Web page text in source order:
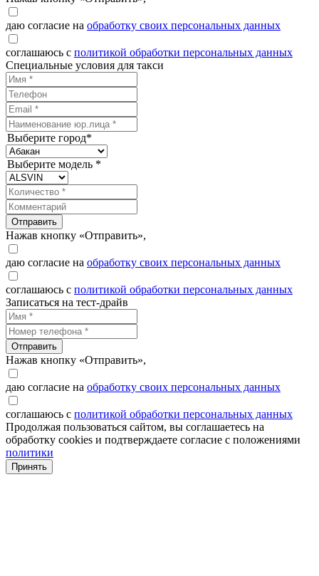
даю согласие на обработку своих персональных данных
соглашаюсь с политикой обработки персональных данных
Специальные условия для такси
Выберите город*
Выберите модель *
Отправить
Нажав кнопку «Отправить»,
даю согласие на обработку своих персональных данных
соглашаюсь с политикой обработки персональных данных
Записаться на тест-драйв
Отправить
Нажав кнопку «Отправить»,
даю согласие на обработку своих персональных данных
соглашаюсь с политикой обработки персональных данных
Продолжая пользоваться сайтом, вы соглашаетесь на
обработку cookies и подтверждаете согласие с положениями
политики
Принять